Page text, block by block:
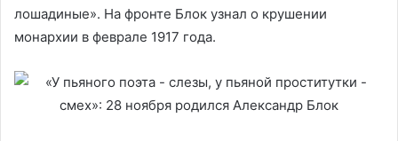
лошадиные». На фронте Блок узнал о крушении
монархии в феврале 1917 года.